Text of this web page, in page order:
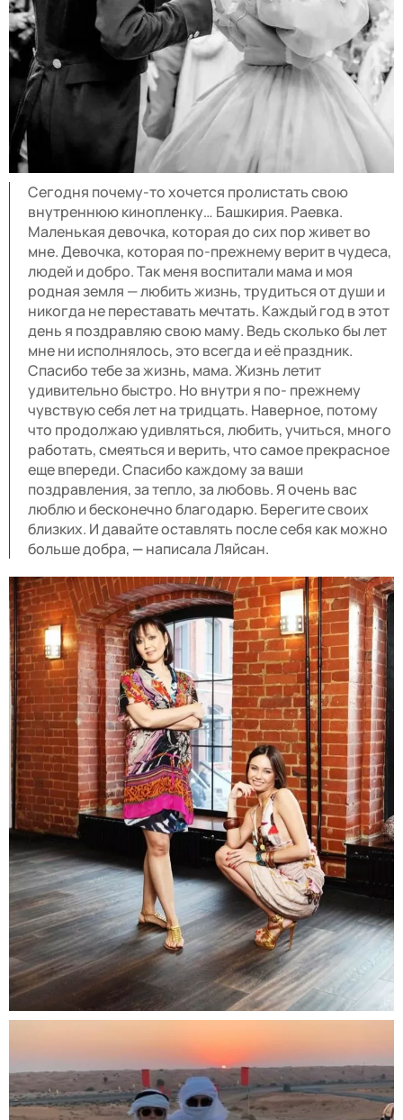
Сегодня почему-то хочется пролистать свою
внутреннюю кинопленку… Башкирия. Раевка.
Маленькая девочка, которая до сих пор живет во
мне. Девочка, которая по-прежнему верит в чудеса,
людей и добро. Так меня воспитали мама и моя
родная земля — любить жизнь, трудиться от души и
никогда не переставать мечтать. Каждый год в этот
день я поздравляю свою маму. Ведь сколько бы лет
мне ни исполнялось, это всегда и её праздник.
Спасибо тебе за жизнь, мама. Жизнь летит
удивительно быстро. Но внутри я по- прежнему
чувствую себя лет на тридцать. Наверное, потому
что продолжаю удивляться, любить, учиться, много
работать, смеяться и верить, что самое прекрасное
еще впереди. Спасибо каждому за ваши
поздравления, за тепло, за любовь. Я очень вас
люблю и бесконечно благодарю. Берегите своих
близких. И давайте оставлять после себя как можно
больше добра, —написала Ляйсан.